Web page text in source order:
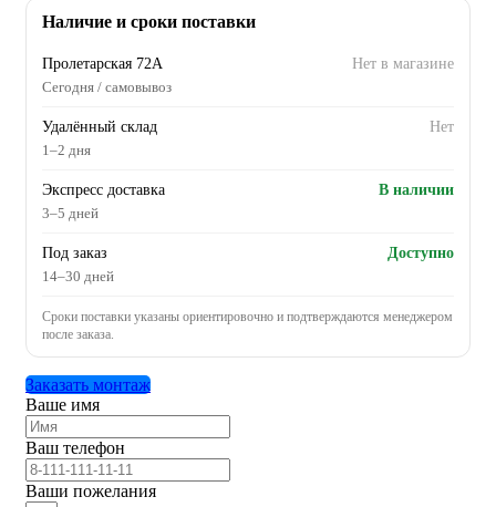
Наличие и сроки поставки
Пролетарская 72А
Нет в магазине
Сегодня / самовывоз
Удалённый склад
Нет
1–2 дня
Экспресс доставка
В наличии
3–5 дней
Под заказ
Доступно
14–30 дней
Сроки поставки указаны ориентировочно и подтверждаются менеджером
после заказа.
Заказать монтаж
Ваше имя
Ваш телефон
Ваши пожелания